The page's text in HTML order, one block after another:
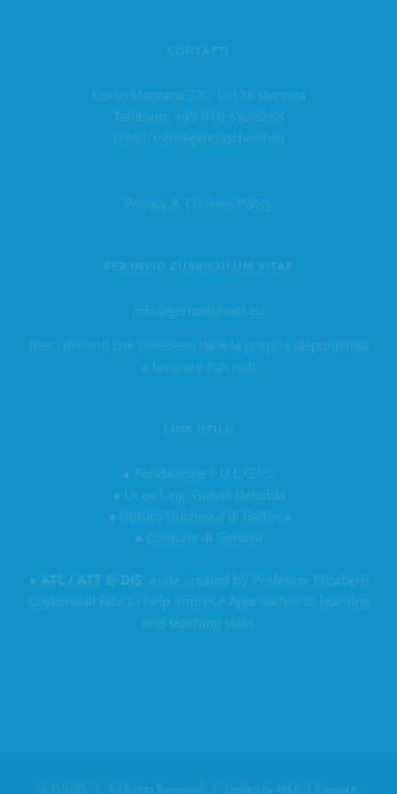
CONTATTI
Corso Mentana 27 - 16128 Genova
Telefono: +39 010 5536268
Email:
info@genoaschool.eu
Privacy & Cookies Policy
PER INVIO CURRICULUM VITAE
info@genoaschool.eu
(per i docenti che volessero dare la propria disponibilità
a lavorare con noi)
LINK UTILI:
● Fondazione F.U.L.G.I.S.
●
Liceo Ling. Grazia Deledda
● Istituto Duchessa di Galliera
● Comune di Genova
● ATL / ATT @ DIS : a site created by Professor Elizabeth
Coykendall Rice to help improve Approaches to learning
and teaching skills
© FULGIS | All Rights Reserved | Design by M&R/ | Support: